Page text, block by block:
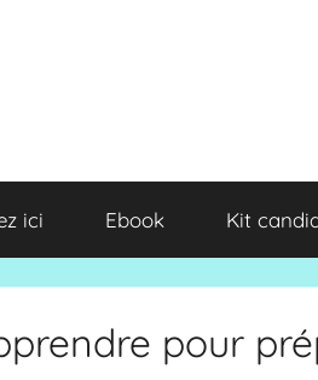
ici Ebook Kit
pour